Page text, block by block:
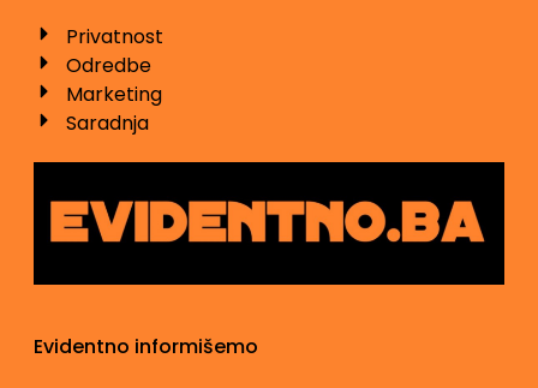
Privatnost
Odredbe
Marketing
Saradnja
Evidentno informišemo